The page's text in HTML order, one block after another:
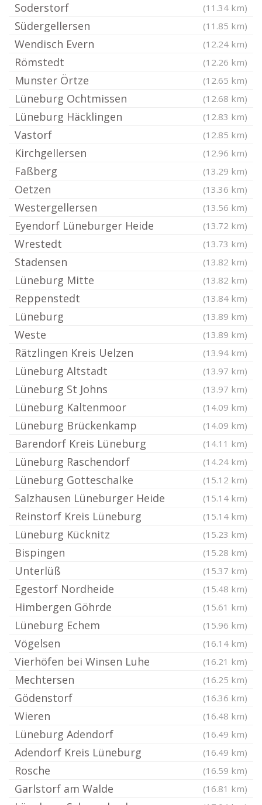
Soderstorf (11.34 km)
Südergellersen (11.85 km)
Wendisch Evern (12.24 km)
Römstedt (12.26 km)
Munster Örtze (12.65 km)
Lüneburg Ochtmissen (12.68 km)
Lüneburg Häcklingen (12.83 km)
Vastorf (12.85 km)
Kirchgellersen (12.96 km)
Faßberg (13.29 km)
Oetzen (13.36 km)
Westergellersen (13.56 km)
Eyendorf Lüneburger Heide (13.72 km)
Wrestedt (13.73 km)
Stadensen (13.82 km)
Lüneburg Mitte (13.82 km)
Reppenstedt (13.84 km)
Lüneburg (13.89 km)
Weste (13.89 km)
Rätzlingen Kreis Uelzen (13.94 km)
Lüneburg Altstadt (13.97 km)
Lüneburg St Johns (13.97 km)
Lüneburg Kaltenmoor (14.09 km)
Lüneburg Brückenkamp (14.09 km)
Barendorf Kreis Lüneburg (14.11 km)
Lüneburg Raschendorf (14.24 km)
Lüneburg Gotteschalke (15.12 km)
Salzhausen Lüneburger Heide (15.14 km)
Reinstorf Kreis Lüneburg (15.14 km)
Lüneburg Kücknitz (15.23 km)
Bispingen (15.28 km)
Unterlüß (15.37 km)
Egestorf Nordheide (15.48 km)
Himbergen Göhrde (15.61 km)
Lüneburg Echem (15.96 km)
Vögelsen (16.14 km)
Vierhöfen bei Winsen Luhe (16.21 km)
Mechtersen (16.25 km)
Gödenstorf (16.36 km)
Wieren (16.48 km)
Lüneburg Adendorf (16.49 km)
Adendorf Kreis Lüneburg (16.49 km)
Rosche (16.59 km)
Garlstorf am Walde (16.81 km)